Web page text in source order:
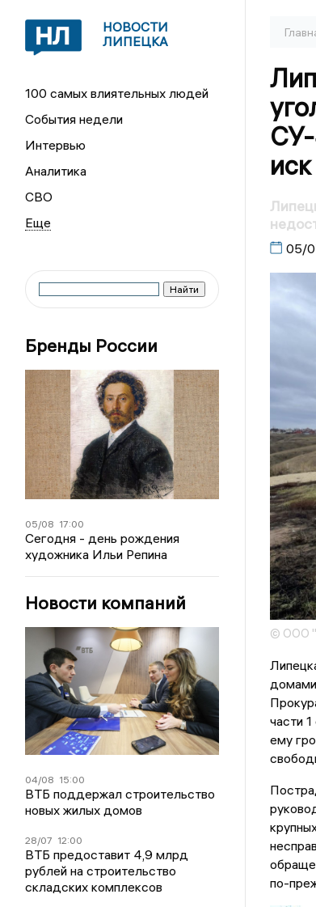
НОВОСТИ
ЛИПЕЦКА
100 самых влиятельных людей
События недели
Интервью
Аналитика
СВО
Бренды России
05/08 17:00
Сегодня - день рождения
художника Ильи Репина
Новости компаний
04/08 15:00
ВТБ поддержал строительство
новых жилых домов
28/07 12:00
ВТБ предоставит 4,9 млрд
рублей на строительство
складских комплексов
СУ-
иск
05/
© ООО
домами
части
ему
по-